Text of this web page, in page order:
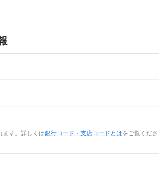
ます。詳しくは銀行コード・支店コードとはをご覧くださ